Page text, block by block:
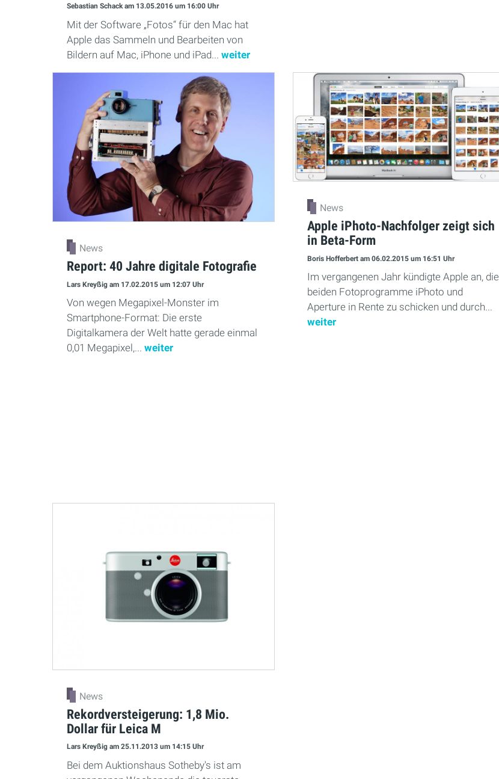
Sebastian Schackam 13.05.2016 um 16:00 Uhr
Mit der Software „Fotos“ für den Mac hat
Apple das Sammeln und Bearbeiten von
Bildern auf Mac, iPhone und iPad... weiter
News
Report: 40 Jahre digitale Fotografie
Lars Kreyßig am 17.02.2015 um 12:07 Uhr
Von wegen Megapixel-Monster im
Smartphone-Format: Die erste
Digitalkamera der Welt hatte gerade einmal
0,01 Megapixel,... weiter
News
Apple iPhoto-Nachfolger zeigt sich
in Beta-Form
Boris Hofferbert am 06.02.2015 um 16:51 Uhr
Im vergangenen Jahr kündigte Apple an, die
beiden Fotoprogramme iPhoto und
Aperture in Rente zu schicken und durch...
weiter
News
Rekordversteigerung: 1,8 Mio.
Dollar für Leica M
Lars Kreyßig am 25.11.2013 um 14:15 Uhr
Bei dem Auktionshaus Sotheby's ist am